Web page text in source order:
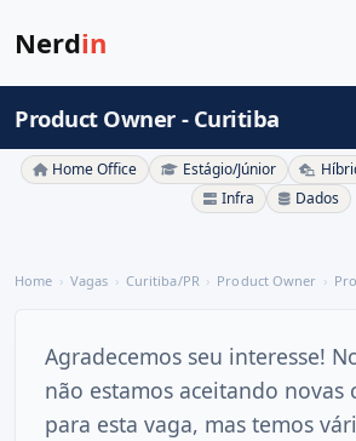
Nerdin
Product Owner - Curitiba
Home Office Estágio/Júnior
Infra
Dados
Home Vagas Curitiba/PR Product Owner
Agradecemos seu interesse!
não estamos aceitando novas
para esta vaga, mas temos